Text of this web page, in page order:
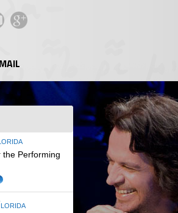
MAIL
the Performing